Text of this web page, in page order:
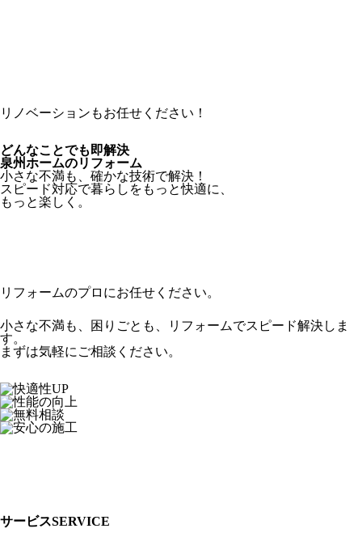
リノベーションもお任せください！
どんなことでも 即解決
泉州ホームのリフォーム
小さな不満も、 確かな技術で解決！
スピード対応で暮らしをもっと快適に、
もっと楽しく。
リフォームのプロにお任せください。
小さな不満も、困りごとも、リフォームでスピード解決しま
す。
まずは気軽にご相談ください。
サービスSERVICE